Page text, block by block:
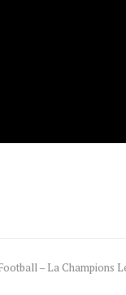
– La Champions